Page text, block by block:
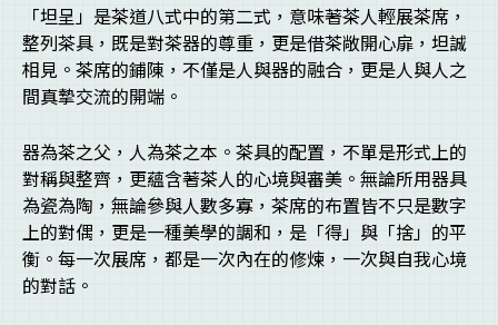
「坦呈」是茶道八式中的第二式，意味著茶人輕展茶席，
整列茶具，既是對茶器的尊重，更是借茶敞開心扉，坦誠
相見。茶席的鋪陳，不僅是人與器的融合，更是人與人之
間真摯交流的開端。
器為茶之父，人為茶之本。茶具的配置，不單是形式上的
對稱與整齊，更蘊含著茶人的心境與審美。無論所用器具
為瓷為陶，無論參與人數多寡，茶席的布置皆不只是數字
上的對偶，更是一種美學的調和，是「得」與「捨」的平
衡。每一次展席，都是一次內在的修煉，一次與自我心境
的對話。